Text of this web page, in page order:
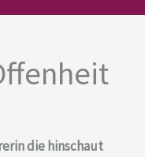
die hinschaut